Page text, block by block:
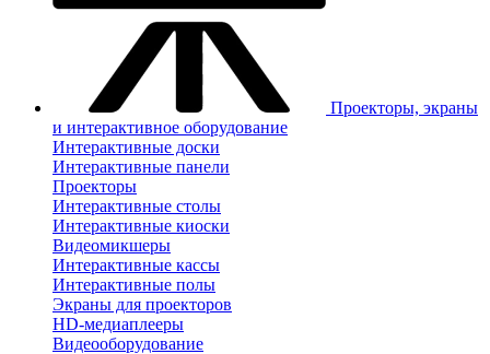
Проекторы, экраны
и интерактивное оборудование
Интерактивные доски
Интерактивные панели
Проекторы
Интерактивные столы
Интерактивные киоски
Видеомикшеры
Интерактивные кассы
Интерактивные полы
Экраны для проекторов
HD-медиаплееры
Видеооборудование